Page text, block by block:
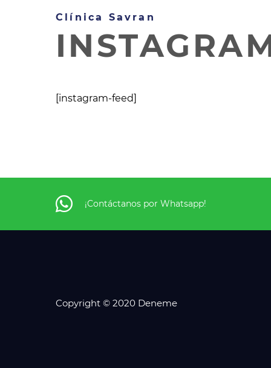
Clínica Savran
[instagram-feed]
¡Contáctanos por Whatsapp!
Copyright © 2020 Deneme